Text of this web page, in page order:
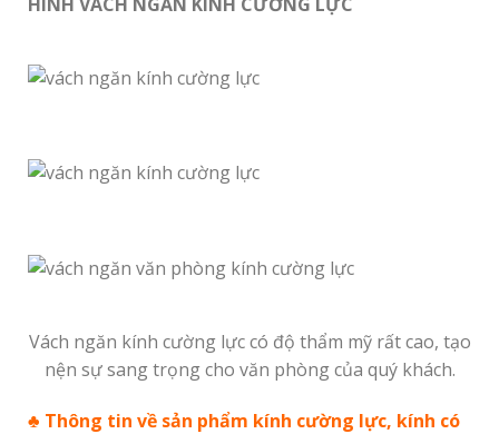
Vách ngăn kính cường lực có độ thẩm mỹ rất cao, tạo
nện sự sang trọng cho văn phòng của quý khách.
♣ Thông tin về sản phẩm kính cường lực, kính có